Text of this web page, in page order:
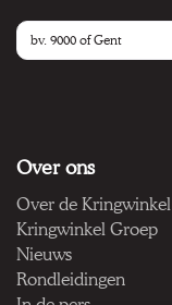
Over ons
Over de Kringwinkel
Kringwinkel Groep
Nieuws
Rondleidingen